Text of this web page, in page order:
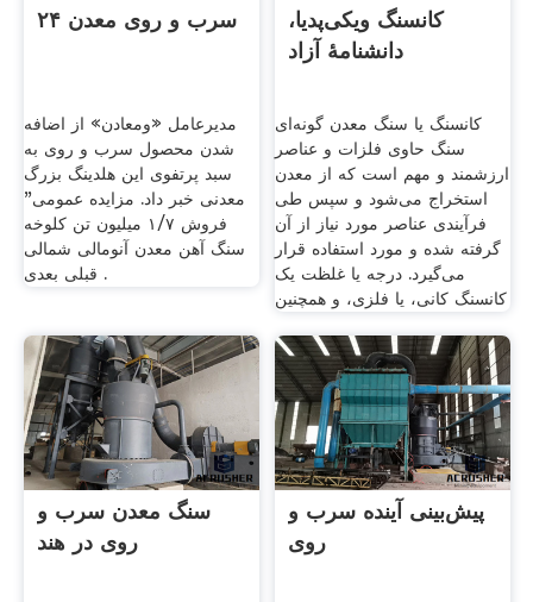
سرب و روی معدن ۲۴
مدیرعامل «ومعادن» از اضافه
شدن محصول سرب و روی به
سبد پرتفوی این هلدینگ بزرگ
معدنی خبر داد. مزایده عمومی"
فروش ۱/۷ میلیون تن کلوخه
سنگ آهن معدن آنومالی شمالی
قبلی بعدی .
کانسنگ ویکی‌پدیا،
دانشنامهٔ آزاد
کانسنگ یا سنگ معدن گونه‌ای
سنگ حاوی فلزات و عناصر
ارزشمند و مهم است که از معدن
استخراج می‌شود و سپس طی
فرآیندی عناصر مورد نیاز از آن
گرفته شده و مورد استفاده قرار
می‌گیرد. درجه یا غلظت یک
کانسنگ کانی، یا فلزی، و همچنین
سنگ معدن سرب و
روی در هند
پیش‌بینی آینده سرب و
روی